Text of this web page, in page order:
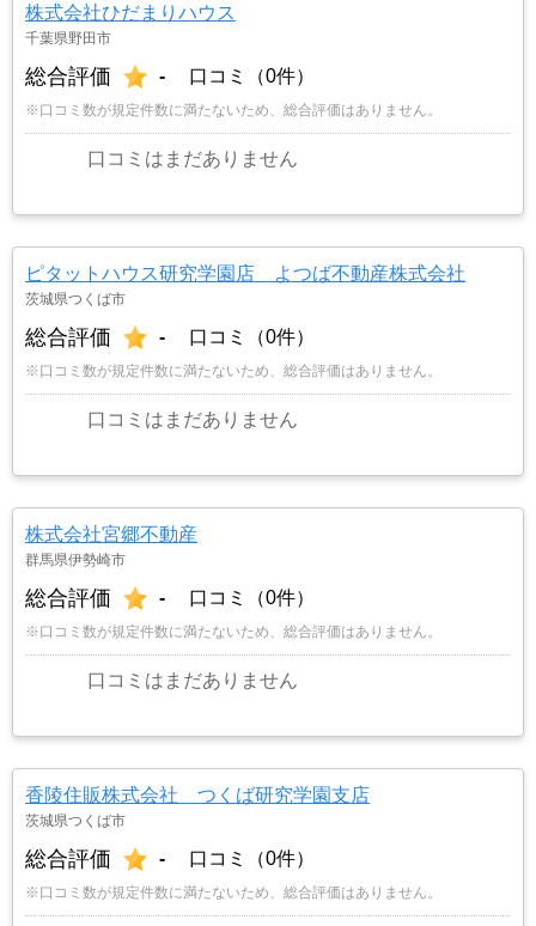
株式会社ひだまりハウス
千葉県野田市
総合評価 - 口コミ（0件）
※口コミ数が規定件数に満たないため、総合評価はありません。
口コミはまだありません
ピタットハウス研究学園店 よつば不動産株式会社
茨城県つくば市
総合評価 - 口コミ（0件）
※口コミ数が規定件数に満たないため、総合評価はありません。
口コミはまだありません
株式会社宮郷不動産
群馬県伊勢崎市
総合評価 - 口コミ（0件）
※口コミ数が規定件数に満たないため、総合評価はありません。
口コミはまだありません
香陵住販株式会社 つくば研究学園支店
茨城県つくば市
総合評価 - 口コミ（0件）
※口コミ数が規定件数に満たないため、総合評価はありません。